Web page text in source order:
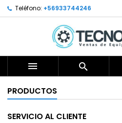
Teléfono: +56933744246
 
PRODUCTOS
SERVICIO AL CLIENTE